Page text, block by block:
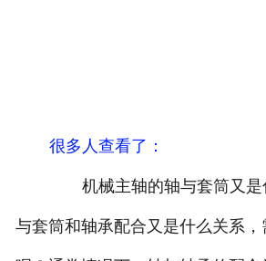
很多人查看了 ：
机械主轴的轴与套筒又是
与套筒和轴承配合又是什么关系